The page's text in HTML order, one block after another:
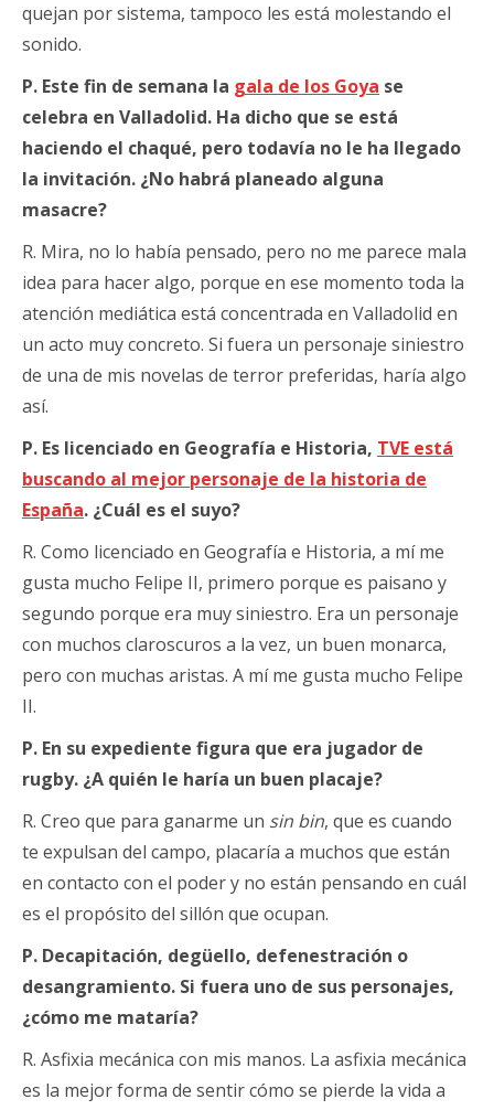
quejan por sistema, tampoco les está molestando el
sonido.
P. Este fin de semana la gala de los Goya se
celebra en Valladolid. Ha dicho que se está
haciendo el chaqué, pero todavía no le ha llegado
la invitación. ¿No habrá planeado alguna
masacre?
R. Mira, no lo había pensado, pero no me parece mala
idea para hacer algo, porque en ese momento toda la
atención mediática está concentrada en Valladolid en
un acto muy concreto. Si fuera un personaje siniestro
de una de mis novelas de terror preferidas, haría algo
así.
P. Es licenciado en Geografía e Historia, TVE está
buscando al mejor personaje de la historia de
España. ¿Cuál es el suyo?
R. Como licenciado en Geografía e Historia, a mí me
gusta mucho Felipe II, primero porque es paisano y
segundo porque era muy siniestro. Era un personaje
con muchos claroscuros a la vez, un buen monarca,
pero con muchas aristas. A mí me gusta mucho Felipe
II.
P. En su expediente figura que era jugador de
rugby. ¿A quién le haría un buen placaje?
R. Creo que para ganarme un sin bin, que es cuando
te expulsan del campo, placaría a muchos que están
en contacto con el poder y no están pensando en cuál
es el propósito del sillón que ocupan.
P. Decapitación, degüello, defenestración o
desangramiento. Si fuera uno de sus personajes,
¿cómo me mataría?
R. Asfixia mecánica con mis manos. La asfixia mecánica
es la mejor forma de sentir cómo se pierde la vida a